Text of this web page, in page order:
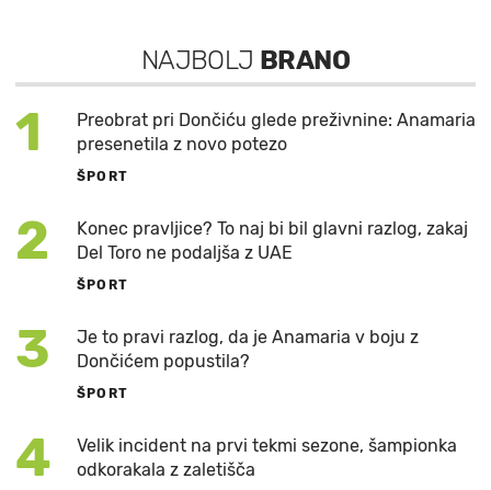
NAJBOLJ BRANO
1
Preobrat pri Dončiću glede preživnine: Anamaria
presenetila z novo potezo
ŠPORT
2
Konec pravljice? To naj bi bil glavni razlog, zakaj
Del Toro ne podaljša z UAE
ŠPORT
3
Je to pravi razlog, da je Anamaria v boju z
Dončićem popustila?
ŠPORT
4
Velik incident na prvi tekmi sezone, šampionka
odkorakala z zaletišča